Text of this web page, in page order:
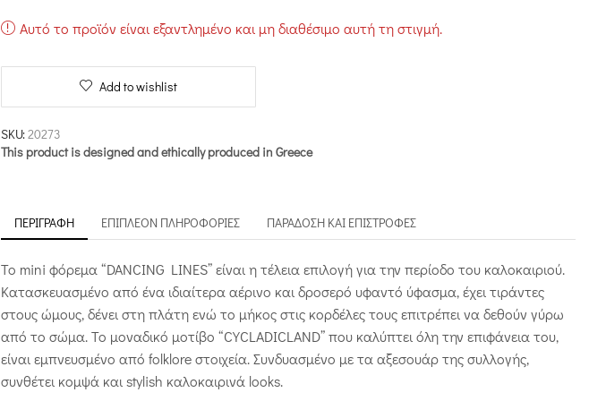
Αυτό το προϊόν είναι εξαντλημένο και μη διαθέσιμο αυτή τη στιγμή.
Add to wishlist
SKU:20273
This product is designed and ethically produced in Greece
ΠΕΡΙΓΡΑΦΉ ΕΠΙΠΛΈΟΝ ΠΛΗΡΟΦΟΡΊΕΣ ΠΑΡΆΔΟΣΗ ΚΑΙ ΕΠΙΣΤΡΟΦΈΣ
To mini φόρεμα “DANCING LINES” είναι η τέλεια επιλογή για την περίοδο του καλοκαιριού.
Κατασκευασμένο από ένα ιδιαίτερα αέρινο και δροσερό υφαντό ύφασμα, έχει τιράντες
στους ώμους, δένει στη πλάτη ενώ το μήκος στις κορδέλες τους επιτρέπει να δεθούν γύρω
από το σώμα. Το μοναδικό μοτίβο “CYCLADICLAND” που καλύπτει όλη την επιφάνεια του,
είναι εμπνευσμένο από folklore στοιχεία. Συνδυασμένο με τα αξεσουάρ της συλλογής,
συνθέτει κομψά και stylish καλοκαιρινά looks.